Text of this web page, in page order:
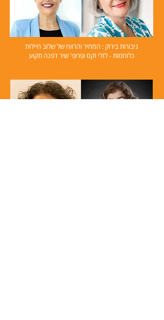
גיבורות בירוק : המחיר והרווח של שלוב חיילות
כלוחמות - לזלי זקס ופרופ' שיר דפנה תקוע